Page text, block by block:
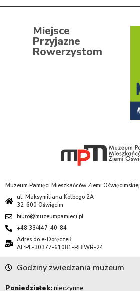
Miejsce
Przyjazne
Rowerzystom
Muzeum Pamięci Mieszkańców Ziemi Oświęcimskiej
ul. Maksymiliana Kolbego 2A
32-600 Oświęcim
biuro@muzeumpamieci.pl
+48 33/447-40-84
Adres do e-Doręczeń:
AE:PL-30377-61081-RBIWR-24
Godziny zwiedzania muzeum
Poniedziałek:nieczynne